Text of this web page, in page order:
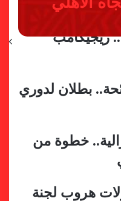
ريجيكامب
بطلان لدوري
خطوة من
هروب لجنة